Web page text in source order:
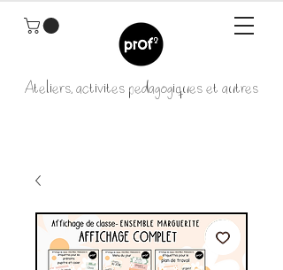
Ateliers, activités pédagogiques et autres